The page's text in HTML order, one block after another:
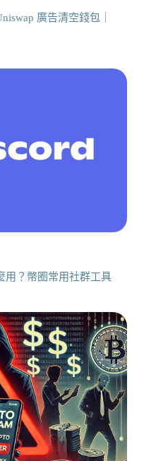
廣告清空錢包｜
用？幣圈常用社群工具